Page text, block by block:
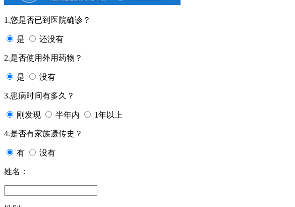
1.您是否已到医院确诊？
是 还没有
2.是否使用外用药物？
是 没有
3.患病时间有多久？
刚发现 半年内 1年以上
4.是否有家族遗传史？
有 没有
姓名：